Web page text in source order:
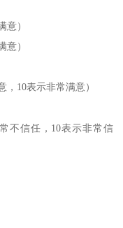
意）
意）
， 10表示非常满意）
不信任， 10表示非常信